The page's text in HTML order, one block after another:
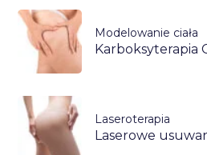
Modelowanie ciała
Karboksyterapia
Laseroterapia
Laserowe